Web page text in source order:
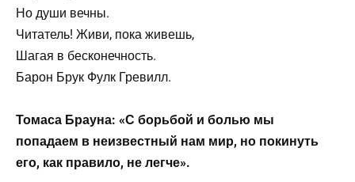
Но души вечны.
Читатель! Живи, пока живешь,
Шагая в бесконечность.
Барон Брук Фулк Гревилл.
Томаса Брауна: «С борьбой и болью мы
попадаем в неизвестный нам мир, но покинуть
его, как правило, не легче».